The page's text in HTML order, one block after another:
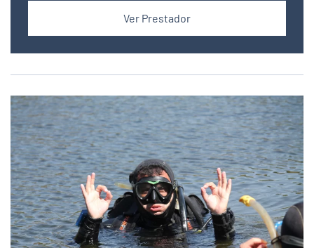
Ver Prestador